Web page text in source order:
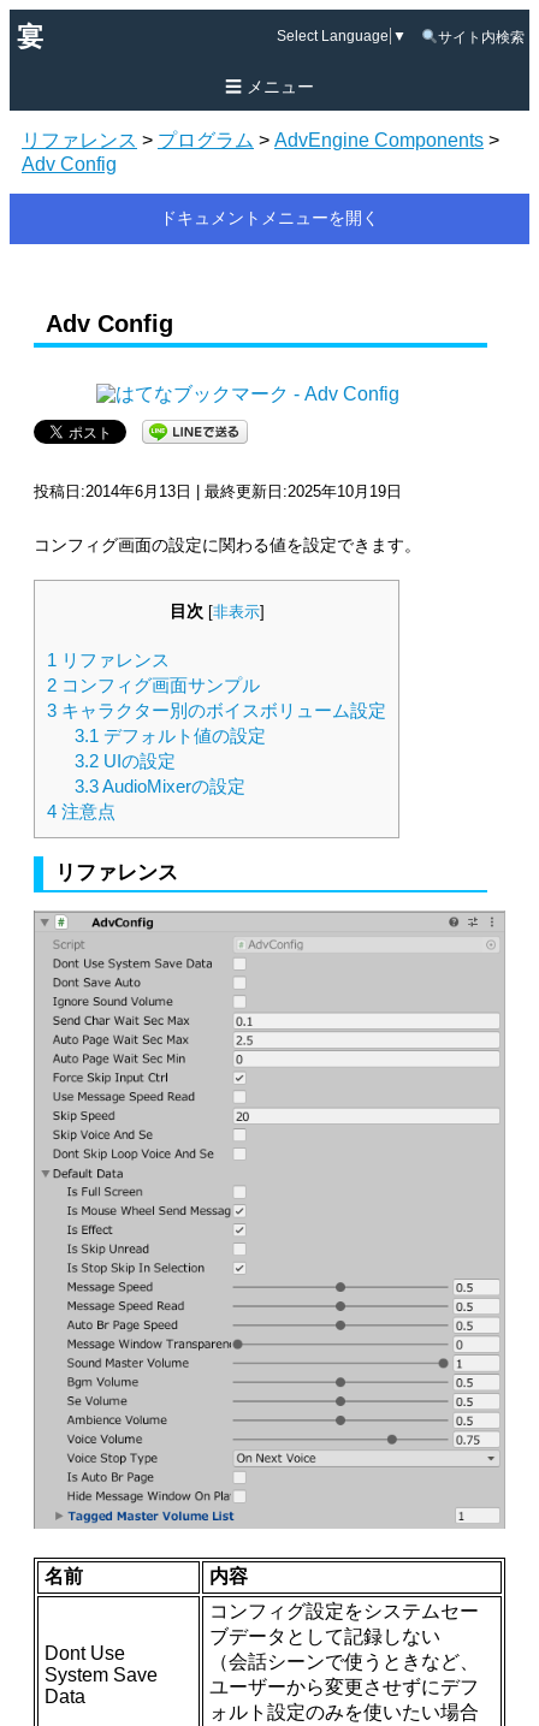
宴 Select Language ▼ サイト内検索
メニュー
リファレンス > プログラム > AdvEngine Components >
Adv Config
ドキュメントメニューを開く
Adv Config
投稿日:2014年6月13日 | 最終更新日:2025年10月19日
コンフィグ画面の設定に関わる値を設定できます。
目次 非表示]
1 リファレンス
2 コンフィグ画面サンプル
3 キャラクター別のボイスボリューム設定
3.1 デフォルト値の設定
3.2UIの設定
3.3AudioMixerの設定
4 注意点
リファレンス
名前 内容
Dont Use
System Save
Data
コンフィグ設定をシステムセー
ブデータとして記録しない
（会話シーンで使うときなど、
ユーザーから変更させずにデフ
ォルト設定のみを使いたい場合